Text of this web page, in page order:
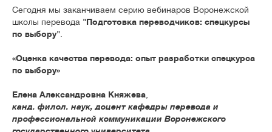
Сегодня мы заканчиваем серию вебинаров Воронежской
школы перевода "Подготовка переводчиков: спецкурсы
по выбору"
«Оценка качества перевода: опыт разработки спецкурса
по выбору»
Елена Александровна Княжева
канд. филол. наук, доцент кафедры перевода и
профессиональной коммуникации Воронежского